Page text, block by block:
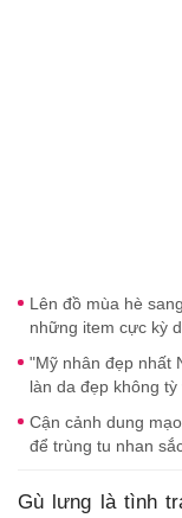
Lên đồ mùa hè
những item cực kỳ
"Mỹ nhân đẹp nhất
làn da đẹp không
Cận cảnh dung
để trùng tu nhan
Gù lưng là tình